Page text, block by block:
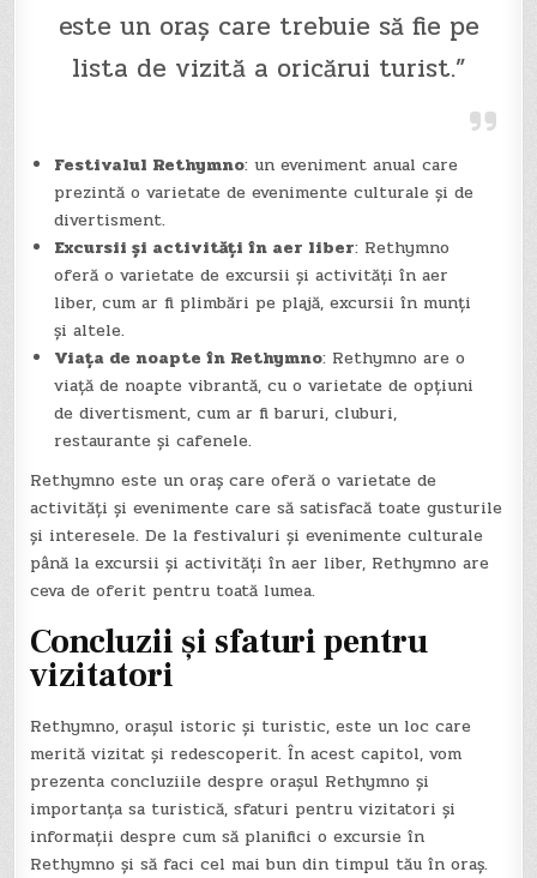
este un oraș care trebuie să fie pe
lista de vizită a oricărui turist.”
Festivalul Rethymno: un eveniment anual care
prezintă o varietate de evenimente culturale și de
divertisment.
Excursii și activități în aer liber: Rethymno
oferă o varietate de excursii și activități în aer
liber, cum ar fi plimbări pe plajă, excursii în munți
și altele.
Viața de noapte în Rethymno: Rethymno are o
viață de noapte vibrantă, cu o varietate de opțiuni
de divertisment, cum ar fi baruri, cluburi,
restaurante și cafenele.
Rethymno este un oraș care oferă o varietate de
activități și evenimente care să satisfacă toate gusturile
și interesele. De la festivaluri și evenimente culturale
până la excursii și activități în aer liber, Rethymno are
ceva de oferit pentru toată lumea.
Concluzii și sfaturi pentru
vizitatori
Rethymno, orașul istoric și turistic, este un loc care
merită vizitat și redescoperit. În acest capitol, vom
prezenta concluziile despre orașul Rethymno și
importanța sa turistică, sfaturi pentru vizitatori și
informații despre cum să planifici o excursie în
Rethymno și să faci cel mai bun din timpul tău în oraș.